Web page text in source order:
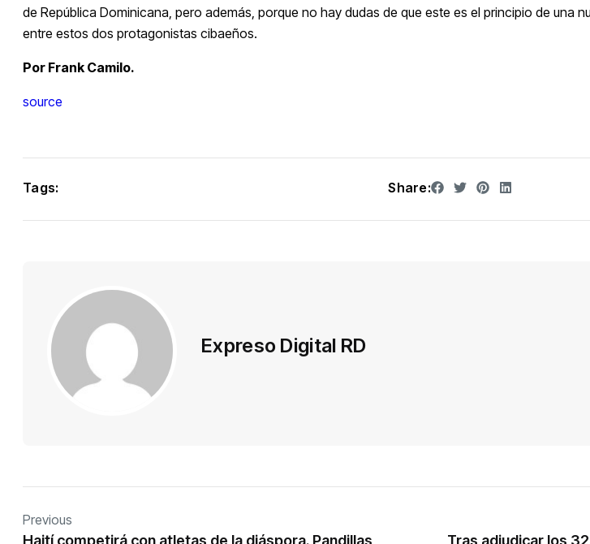
de República Dominicana, pero además, porque no hay dudas de que este es el principio de una
entre estos dos protagonistas cibaeños.
Por Frank Camilo.
source
Tags: Share:
Expreso Digital RD
Previous
Haití competirá con atletas de la diáspora. Pandillas
Tras adjudicar los